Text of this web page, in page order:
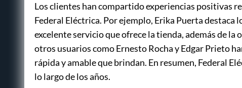
Los clientes han compartido experiencias positivas
Federal Eléctrica. Por ejemplo, Erika Puerta destaca
excelente servicio que ofrece la tienda, además de
otros usuarios como Ernesto Rocha y Edgar Prieto
rápida y amable que brindan. En resumen, Federal
lo largo de los años.